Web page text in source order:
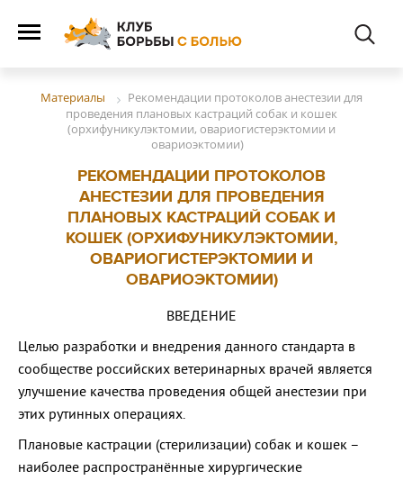
Материалы
Рекомендации протоколов анестезии для
проведения плановых кастраций собак и кошек
(орхифуникулэктомии, овариогистерэктомии и
овариоэктомии)
РЕКОМЕНДАЦИИ ПРОТОКОЛОВ
АНЕСТЕЗИИ ДЛЯ ПРОВЕДЕНИЯ
ПЛАНОВЫХ КАСТРАЦИЙ СОБАК И
КОШЕК (ОРХИФУНИКУЛЭКТОМИИ,
ОВАРИОГИСТЕРЭКТОМИИ И
ОВАРИОЭКТОМИИ)
ВВЕДЕНИЕ
Целью разработки и внедрения данного стандарта в
сообществе российских ветеринарных врачей является
улучшение качества проведения общей анестезии при
этих рутинных операциях.
Плановые кастрации (стерилизации) собак и кошек –
наиболее распространённые хирургические